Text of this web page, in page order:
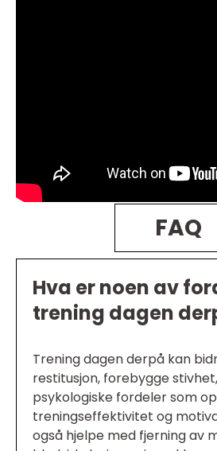
FAQ
Hva er noen av
trening dagen
Trening dagen derpå kan
restitusjon, forebygge
psykologiske fordeler som
treningseffektivitet og
også hjelpe med fjerning av